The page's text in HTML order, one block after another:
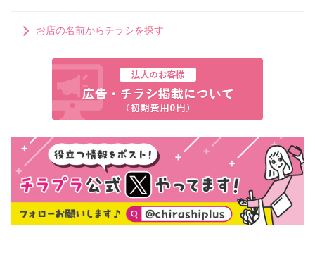
お店の名前からチラシを探す